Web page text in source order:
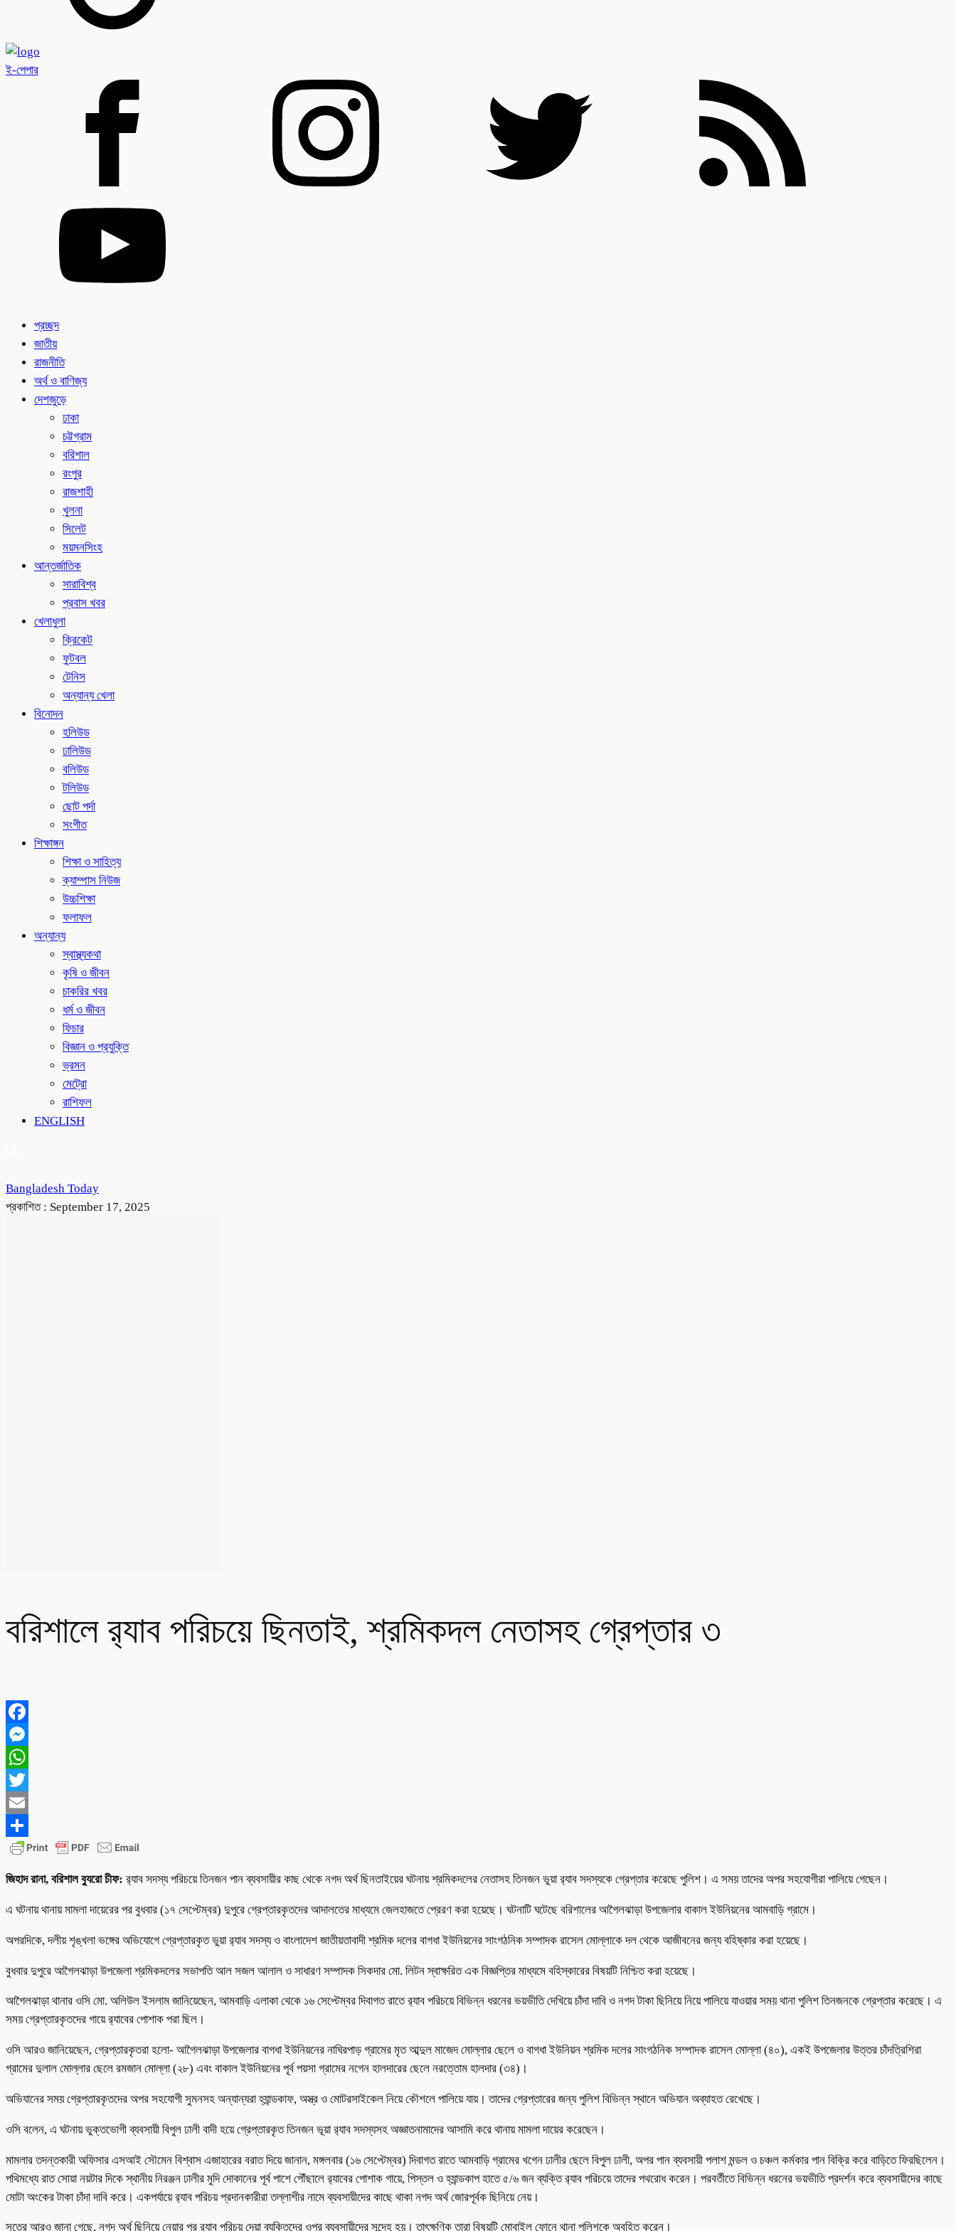
ই-পেপার
প্রচ্ছদ
জাতীয়
রাজনীতি
অর্থ ও বাণিজ্য
দেশজুড়ে
ঢাকা
চট্টগ্রাম
বরিশাল
রংপুর
রাজশাহী
খুলনা
সিলেট
ময়মনসিংহ
আন্তর্জাতিক
সারাবিশ্ব
প্রবাস খবর
খেলাধুলা
ক্রিকেট
ফুটবল
টেনিস
অন্যান্য খেলা
বিনোদন
হলিউড
ঢালিউড
বলিউড
টলিউড
ছোট পর্দা
সংগীত
শিক্ষাঙ্গন
শিক্ষা ও সাহিত্য
ক্যাম্পাস নিউজ
উচ্চশিক্ষা
ফলাফল
অন্যান্য
স্বাস্থ্যকথা
কৃষি ও জীবন
চাকরির খবর
ধর্ম ও জীবন
ফিচার
বিজ্ঞান ও প্রযুক্তি
ভ্রমন
মেট্রো
রাশিফল
ENGLISH
Bangladesh Today
প্রকাশিত : September 17, 2025
বরিশালে র‍্যাব পরিচয়ে ছিনতাই, শ্রমিকদল নেতাসহ গ্রেপ্তার ৩
Facebook
Messenger
WhatsApp
Twitter
Email
Share
জিহাদ রানা, বরিশাল ব্যুরো চীফ: র‍্যাব সদস্য পরিচয়ে তিনজন পান ব্যবসায়ীর কাছ থেকে নগদ অর্থ ছিনতাইয়ের ঘটনায় শ্রমিকদলের নেতাসহ তিনজন ভুয়া র‍্যাব সদস্যকে গ্রেপ্তার করেছে পুলিশ। এ সময় তাদের অপর সহযোগীরা পালিয়ে গেছেন।
এ ঘটনায় থানায় মামলা দায়েরের পর বুধবার (১৭ সেপ্টেম্বর) দুপুরে গ্রেপ্তারকৃতদের আদালতের মাধ্যমে জেলহাজতে প্রেরণ করা হয়েছে। ঘটনাটি ঘটেছে বরিশালের আগৈলঝাড়া উপজেলার বাকাল ইউনিয়নের আমবাড়ি গ্রামে।
অপরদিকে, দলীয় শৃঙ্খলা ভঙ্গের অভিযোগে গ্রেপ্তারকৃত ভুয়া র‍্যাব সদস্য ও বাংলাদেশ জাতীয়তাবাদী শ্রমিক দলের বাগধা ইউনিয়নের সাংগঠনিক সম্পাদক রাসেল মোল্লাকে দল থেকে আজীবনের জন্য বহিষ্কার করা হয়েছে।
বুধবার দুপুরে আগৈলঝাড়া উপজেলা শ্রমিকদলের সভাপতি আল সজল আলাল ও সাধারণ সম্পাদক সিকদার মো. লিটন স্বাক্ষরিত এক বিজ্ঞপ্তির মাধ্যমে বহিস্কারের বিষয়টি নিশ্চিত করা হয়েছে।
আগৈলঝাড়া থানার ওসি মো. অলিউল ইসলাম জানিয়েছেন, আমবাড়ি এলাকা থেকে ১৬ সেপ্টেম্বর দিবাগত রাতে র‍্যাব পরিচয়ে বিভিন্ন ধরনের ভয়ভীতি দেখিয়ে চাঁদা দাবি ও নগদ টাকা ছিনিয়ে নিয়ে পালিয়ে যাওয়ার সময় থানা পুলিশ তিনজনকে গ্রেপ্তার করেছে। এ
সময় গ্রেপ্তারকৃতদের গায়ে র‍্যাবের পোশাক পরা ছিল।
ওসি আরও জানিয়েছেন, গ্রেপ্তারকৃতরা হলো- আগৈলঝাড়া উপজেলার বাগধা ইউনিয়নের নাঘিরপাড় গ্রামের মৃত আব্দুল মাজেদ মোল্লার ছেলে ও বাগধা ইউনিয়ন শ্রমিক দলের সাংগঠনিক সম্পাদক রাসেল মোল্লা (৪০), একই উপজেলার উত্তর চাঁদত্রিশিরা
গ্রামের দুলাল মোল্লার ছেলে রমজান মোল্লা (২৮) এবং বাকাল ইউনিয়নের পূর্ব পয়সা গ্রামের নগেন হালদারের ছেলে নরত্তোম হালদার (৩৪)।
অভিযানের সময় গ্রেপ্তারকৃতদের অপর সহযোগী সুমনসহ অন্যান্যরা হ্যান্ডকাফ, অস্ত্র ও মোটরসাইকেল নিয়ে কৌশলে পালিয়ে যায়। তাদের গ্রেপ্তারের জন্য পুলিশ বিভিন্ন স্থানে অভিযান অব্যাহত রেখেছে।
ওসি বলেন, এ ঘটনায় ভুক্তভোগী ব্যবসায়ী বিপুল ঢালী বাদী হয়ে গ্রেপ্তারকৃত তিনজন ভূয়া র‍্যাব সদস্যসহ অজ্ঞাতনামাদের আসামি করে থানায় মামলা দায়ের করেছেন।
মামলার তদন্তকারী অফিসার এসআই সৌমেন বিশ্বাস এজাহারের বরাত দিয়ে জানান, মঙ্গলবার (১৬ সেপ্টেম্বর) দিবাগত রাতে আমবাড়ি গ্রামের খগেন ঢালীর ছেলে বিপুল ঢালী, অপর পান ব্যবসায়ী পলাশ মন্ডল ও চঞ্চল কর্মকার পান বিক্রি করে বাড়িতে ফিরছিলেন।
পথিমধ্যে রাত সোয়া নয়টার দিকে স্থানীয় নিরঞ্জন ঢালীর মুদি দোকানের পূর্ব পাশে পৌঁছালে র‍্যাবের পোশাক গায়ে, পিস্তল ও হ্যান্ডকাপ হাতে ৫/৬ জন ব্যক্তি র‍্যাব পরিচয়ে তাদের পথরোধ করেন। পরবর্তীতে বিভিন্ন ধরনের ভয়ভীতি প্রদর্শন করে ব্যবসায়ীদের কাছে
মোটা অংকের টাকা চাঁদা দাবি করে। একপর্যায়ে র‍্যাব পরিচয় প্রদানকারীরা তল্লাশীর নামে ব্যবসায়ীদের কাছে থাকা নগদ অর্থ জোরপূর্বক ছিনিয়ে নেয়।
সূত্রে আরও জানা গেছে, নগদ অর্থ ছিনিয়ে নেয়ার পর র‍্যাব পরিচয় দেয়া ব্যক্তিদের ওপর ব্যবসায়ীদের সন্দেহ হয়। তাৎক্ষণিক তারা বিষয়টি মোবাইল ফোনে থানা পুলিশকে অবহিত করেন।